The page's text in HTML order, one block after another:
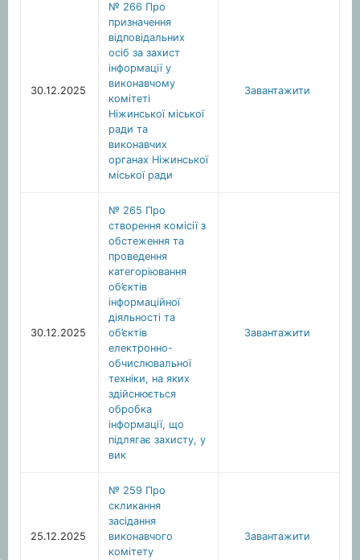
30.12.2025
№ 266 Про
призначення
відповідальних
осіб за захист
інформації у
виконавчому
комітеті
Ніжинської міської
ради та
виконавчих
органах Ніжинської
міської ради
Завантажити
30.12.2025
№ 265 Про
створення комісії з
обстеження та
проведення
категоріювання
об’єктів
інформаційної
діяльності та
об’єктів
електронно-
обчислювальної
техніки, на яких
здійснюється
обробка
інформації, що
підлягає захисту, у
вик
Завантажити
25.12.2025
№ 259 Про
скликання
засідання
виконавчого
комітету
Завантажити